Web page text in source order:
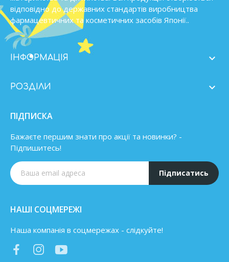
відповідно до державних стандартів виробництва
фармацевтичних та косметичних засобів Японії..
ІНФОРМАЦІЯ 
РОЗДІЛИ 
ПІДПИСКА
Бажаєте першим знати про акції та новинки? -
Підпишитесь!
Підписатись
НАШІ СОЦМЕРЕЖІ
Наша компанія в соцмережах - слідкуйте!